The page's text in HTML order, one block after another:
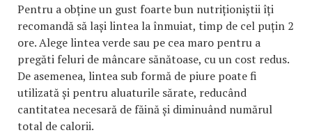
Pentru a obține un gust foarte bun nutriționiștii îți
recomandă să lași lintea la înmuiat, timp de cel puțin 2
ore. Alege lintea verde sau pe cea maro pentru a
pregăti feluri de mâncare sănătoase, cu un cost redus.
De asemenea, lintea sub formă de piure poate fi
utilizată și pentru aluaturile sărate, reducând
cantitatea necesară de făină și diminuând numărul
total de calorii.